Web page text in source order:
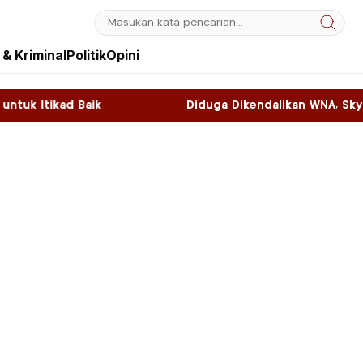
KriminalPolitikOpini
Diduga Dikendalikan WNA, Sky Game di Kawasan SNL